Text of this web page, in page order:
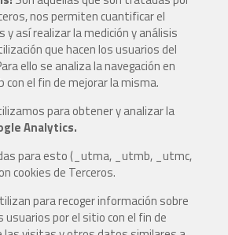
nos permiten cuantificar el
y así realizar la medición y análisis
que hacen los usuarios del
ello se analiza la navegación en
con el fin de mejorar la misma.
para obtener y analizar la
Analytics.
para esto (_utma, _utmb, _utmc,
cookies de Terceros.
para recoger información sobre
usuarios por el sitio con el fin de